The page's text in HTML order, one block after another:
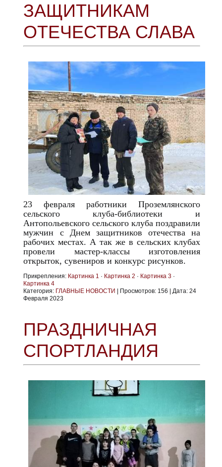
ЗАЩИТНИКАМ
ОТЕЧЕСТВА СЛАВА
23 февраля работники Проземлянского
сельского клуба-библиотеки и
Антопольевского сельского клуба поздравили
мужчин с Днем защитников отечества на
рабочих местах. А так же в сельских клубах
провели мастер-классы изготовления
открыток, сувениров и конкурс рисунков.
Прикрепления: Картинка 1 · Картинка 2 · Картинка 3 ·
Картинка 4
Категория: ГЛАВНЫЕ НОВОСТИ | Просмотров: 156 | Дата: 24
Февраля 2023
ПРАЗДНИЧНАЯ
СПОРТЛАНДИЯ